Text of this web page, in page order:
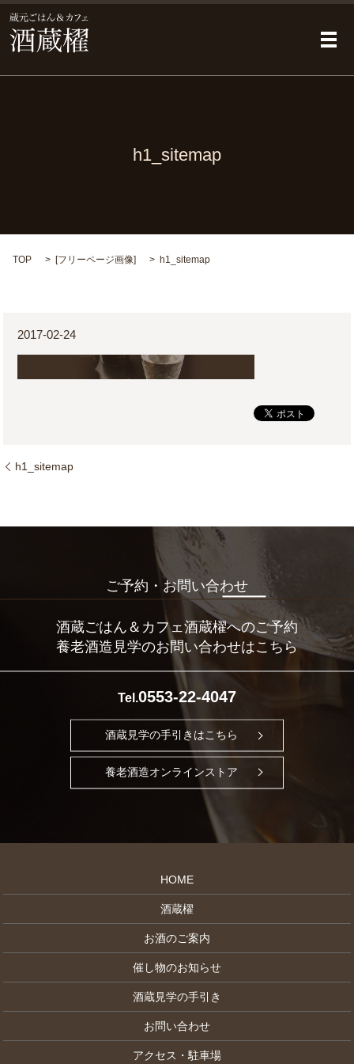
メ
h1_sitemap
TOP [フリーページ画像] h1_sitemap
2017-02-24
h1_sitemap
ご予約・お問い合わせ
酒蔵ごはん＆カフェ酒蔵櫂へのご予約
養老酒造見学のお問い合わせはこちら
Tel.0553-22-4047
酒蔵見学の手引きはこちら
養老酒造オンラインストア
HOME
酒蔵櫂
お酒のご案内
催し物のお知らせ
酒蔵見学の手引き
お問い合わせ
アクセス・駐車場